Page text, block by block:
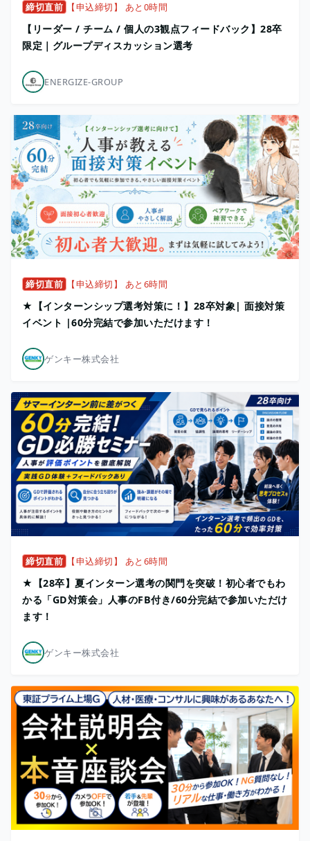
締切直前 【申込締切】 あと0時間
【リーダー / チーム / 個人の3観点フィードバック】28卒
限定｜グループディスカッション選考
ENERGIZE-GROUP
締切直前 【申込締切】 あと6時間
★【インターンシップ選考対策に！】28卒対象| 面接対策
イベント |60分完結で参加いただけます！
ゲンキー株式会社
締切直前 【申込締切】 あと6時間
★【28卒】夏インターン選考の関門を突破！初心者でもわ
かる「GD対策会」人事のFB付き/60分完結で参加いただけ
ます！
ゲンキー株式会社